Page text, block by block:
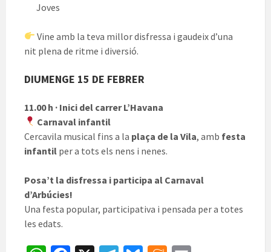
Joves
Vine amb la teva millor disfressa i gaudeix d’una
nit plena de ritme i diversió.
DIUMENGE 15 DE FEBRER
11.00 h · Inici del carrer L’Havana
Carnaval infantil
Cercavila musical fins a la plaça de la Vila, amb festa
infantil per a tots els nens i nenes.
Posa’t la disfressa i participa al Carnaval
d’Arbúcies!
Una festa popular, participativa i pensada per a totes
les edats.